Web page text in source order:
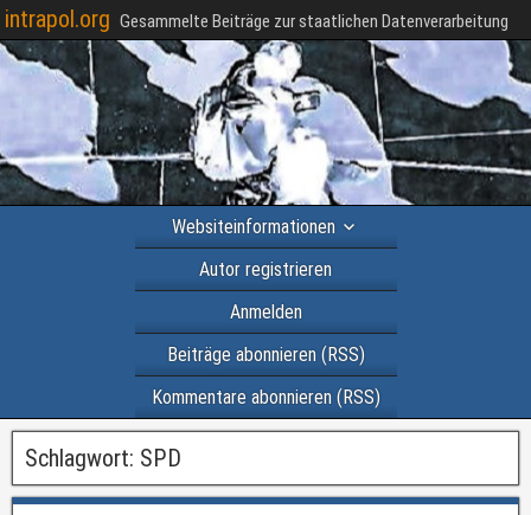
intrapol.org Gesammelte Beiträge zur staatlichen Datenverarbeitung
Websiteinformationen
Autor registrieren
Anmelden
Beiträge abonnieren (RSS)
Kommentare abonnieren (RSS)
Schlagwort: SPD